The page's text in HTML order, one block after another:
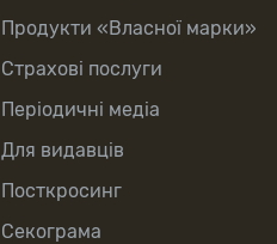
Продукти «Власної марки»
Страхові послуги
Періодичні медіа
Для видавців
Посткросинг
Секограма